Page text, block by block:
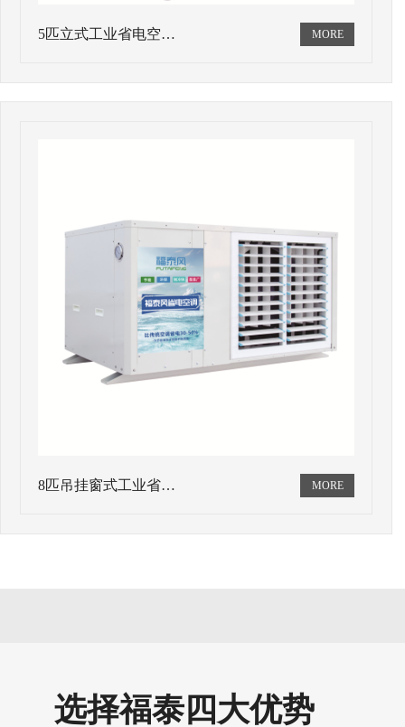
5匹立式工业省电空…
8匹吊挂窗式工业省…
选择福泰四大优势